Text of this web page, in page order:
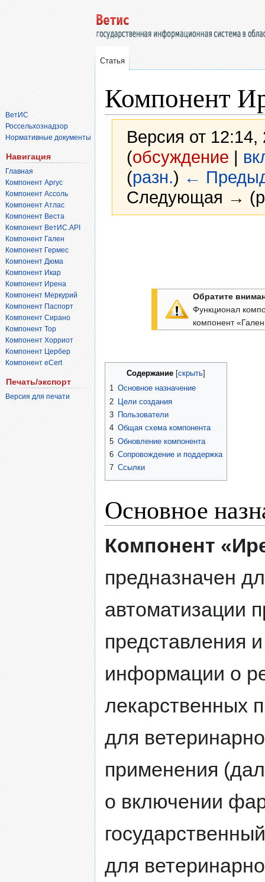
Компонент
Версия от
(обсуждение |
(разн.) ←
Следующая →
Обратите
Функционал
компонент
Содержание
1 Основное назначение
2 Цели создания
3 Пользователи
4 Общая схема компонента
5 Обновление компонента
6 Сопровождение и поддержка
7 Ссылки
Основное
Компонент
предназначен
автоматизации
представления
информации о
лекарственных
для
применения
о включении
для
Статья
ВетИС
Россельхознадзор
Нормативные документы
Навигация
Главная
Компонент Аргус
Компонент Ассоль
Компонент Атлас
Компонент Веста
Компонент ВетИС.API
Компонент Гален
Компонент Гермес
Компонент Дюма
Компонент Икар
Компонент Ирена
Компонент Меркурий
Компонент Паспорт
Компонент Сирано
Компонент Тор
Компонент Хорриот
Компонент Цербер
Компонент eCert
Печать/экспорт
Версия для печати